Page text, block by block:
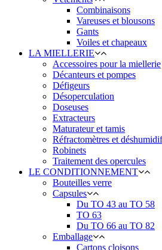
Combinaisons
Vareuses et blousons
Gants
Voiles et chapeaux
LA MIELLERIE
Accessoires pour la miellerie
Décanteurs et pompes
Défigeurs
Désoperculation
Doseuses
Extracteurs
Maturateur et tamis
Réfractomètres et
Robinets
Traitement des opercules
LE CONDITIONNEMENT
Bouteilles verre
Capsules
Du TO 43 au TO 58
TO 63
Du TO 66 au TO 82
Emballage
Cartons cloisons